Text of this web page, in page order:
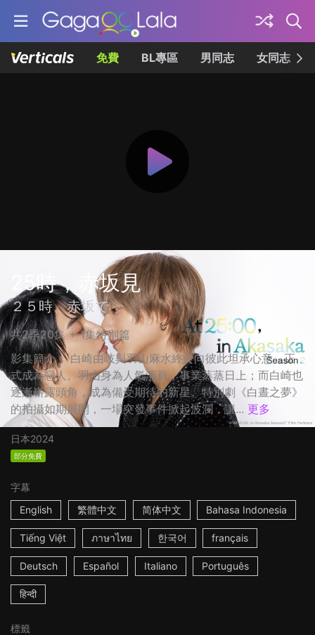
免費 BL專區 男同志 女同志
25時，赤坂見
２５時、赤坂で
共2季20集 + 1集特別篇
影集簡介： 白崎由岐與羽山麻水終於向彼此坦承心意，正
式成為戀人。羽山身為人氣演員，事業蒸蒸日上；而白崎也
逐漸嶄露頭角，成為備受期待的新星。特別劇《白晝之夢》
的拍攝如期展開，一場突發事件掀起波瀾，讓... 更多
日本2024
部分免費
字幕
English
繁體中文 简体中文 Bahasa Indonesia
Tiếng Việt ภาษาไทย 한국어 français
Deutsch Español Italiano Português
हिन्दी
標籤